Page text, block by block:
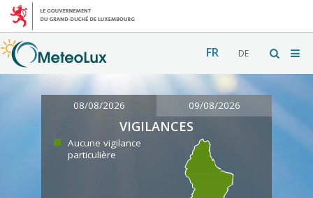
FR DE
08/08/2026 09/08/2026
VIGILANCES
Aucune vigilance
particulière